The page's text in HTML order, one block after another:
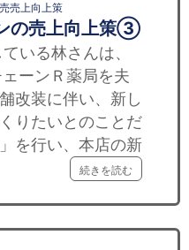
売上向上策
の売上向上策③
る林さんは、
ーンＲ薬局を夫
改装に伴い、新し
りたいとのことだ
を行い、本店の新
続きを読む